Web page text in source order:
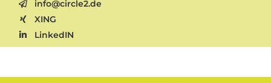
info@circle2.de
XING
LinkedIN